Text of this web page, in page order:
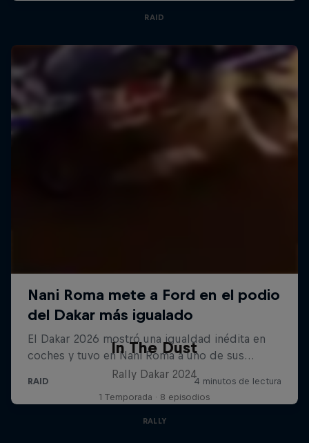
RAID
In The Dust
Rally Dakar 2024
1 Temporada · 8 episodios
RALLY